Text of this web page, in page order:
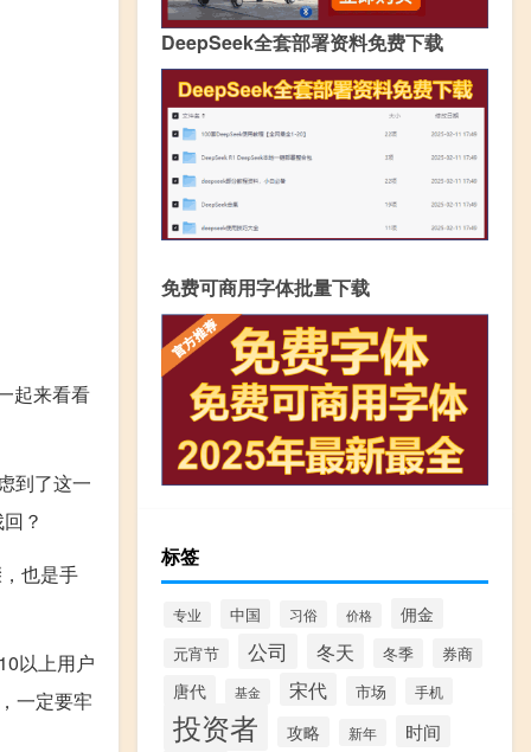
起来看看
到了这一
？
也是手
以上用户
一定要牢
DeepSeek全套部署资料免费下载
免费可商用字体批量下载
标签
专业 中国 习俗 价格 佣金
元宵节 公司 冬天 冬季 券商
唐代 基金 宋代 市场 手机
投资者 攻略 新年 时间